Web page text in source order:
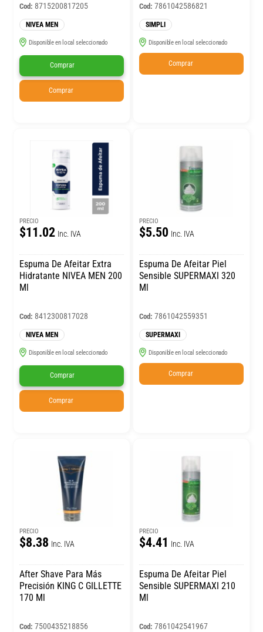
Cod: 8715200817205
NIVEA MEN
Disponible en local seleccionado
Comprar
Comprar
Cod: 7861042586821
SIMPLI
Disponible en local seleccionado
Comprar
PRECIO
$11.02 Inc. IVA
Espuma De Afeitar Extra
Hidratante NIVEA MEN 200
Ml
Cod: 8412300817028
NIVEA MEN
Disponible en local seleccionado
Comprar
Comprar
PRECIO
$5.50 Inc. IVA
Espuma De Afeitar Piel
Sensible SUPERMAXI 320
Ml
Cod: 7861042559351
SUPERMAXI
Disponible en local seleccionado
Comprar
PRECIO
$8.38 Inc. IVA
After Shave Para Más
Precisión KING C GILLETTE
170 Ml
Cod: 7500435218856
PRECIO
$4.41 Inc. IVA
Espuma De Afeitar Piel
Sensible SUPERMAXI 210
Ml
Cod: 7861042541967